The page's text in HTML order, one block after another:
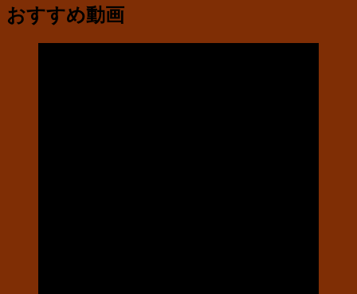
おすすめ動画